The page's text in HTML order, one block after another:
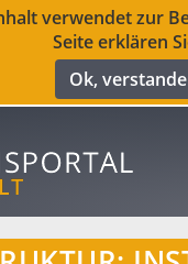
verwendet zur
Seite erklären
Ok,